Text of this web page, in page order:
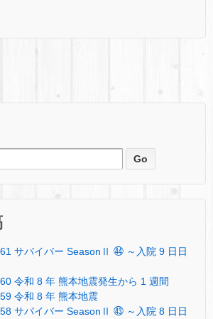
サバイバー SeasonⅡ ㊹ ～入院 9 日日
令和 8 年 熊本地震発生から 1 週間
令和 8 年 熊本地震
サバイバー SeasonⅡ ㊸ ～入院 8 日日